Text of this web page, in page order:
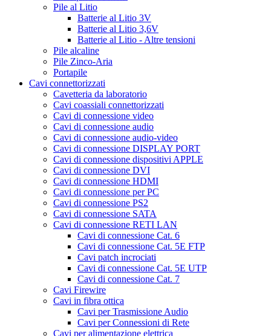
Pile al Litio
Batterie al Litio 3V
Batterie al Litio 3,6V
Batterie al Litio - Altre tensioni
Pile alcaline
Pile Zinco-Aria
Portapile
Cavi connettorizzati
Cavetteria da laboratorio
Cavi coassiali connettorizzati
Cavi di connessione video
Cavi di connessione audio
Cavi di connessione audio-video
Cavi di connessione DISPLAY PORT
Cavi di connessione dispositivi APPLE
Cavi di connessione DVI
Cavi di connessione HDMI
Cavi di connessione per PC
Cavi di connessione PS2
Cavi di connessione SATA
Cavi di connessione RETI LAN
Cavi di connessione Cat. 6
Cavi di connessione Cat. 5E FTP
Cavi patch incrociati
Cavi di connessione Cat. 5E UTP
Cavi di connessione Cat. 7
Cavi Firewire
Cavi in fibra ottica
Cavi per Trasmissione Audio
Cavi per Connessioni di Rete
Cavi per alimentazione elettrica